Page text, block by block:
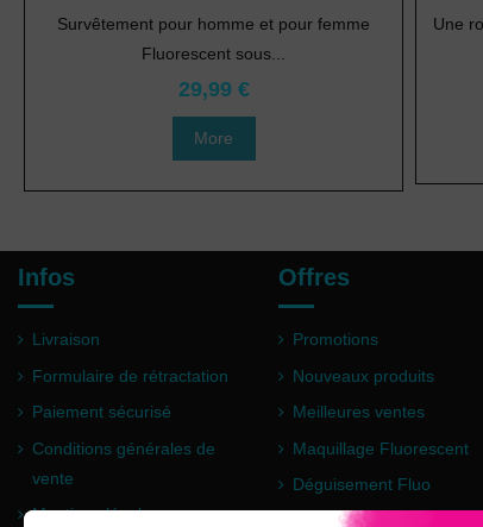
Survêtement pour homme et pour femme
Fluorescent sous...
29,99 €
More
Une
Infos
Livraison
Formulaire de rétractation
Paiement sécurisé
Conditions générales de
vente
Mentions légales
Offres
Promotions
Nouveaux produits
Meilleures ventes
Maquillage Fluorescent
Déguisement Fluo
Poudre Holi